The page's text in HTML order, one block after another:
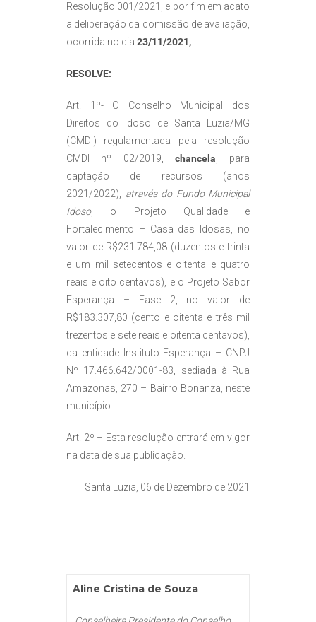
Resolução 001/2021, e por fim em acato
a deliberação da comissão de avaliação,
ocorrida no dia 23/11/2021,
RESOLVE:
Art. 1º- O Conselho Municipal dos
Direitos do Idoso de Santa Luzia/MG
(CMDI) regulamentada pela resolução
CMDI nº 02/2019, chancela , para
captação de recursos (anos
2021/2022),
através do Fundo Municipal
Idoso, o Projeto Qualidade e
Fortalecimento – Casa das Idosas, no
valor de R$231.784,08 (duzentos e trinta
e um mil setecentos e oitenta e quatro
reais e oito centavos), e o Projeto Sabor
Esperança – Fase 2, no valor de
R$183.307,80 (cento e oitenta e três mil
trezentos e sete reais e oitenta centavos),
da entidade Instituto Esperança – CNPJ
Nº 17.466.642/0001-83, sediada à Rua
Amazonas, 270 – Bairro Bonanza, neste
município.
Art. 2º – Esta resolução entrará em vigor
na data de sua publicação.
Santa Luzia, 06 de Dezembro de 2021
Aline Cristina de Souza